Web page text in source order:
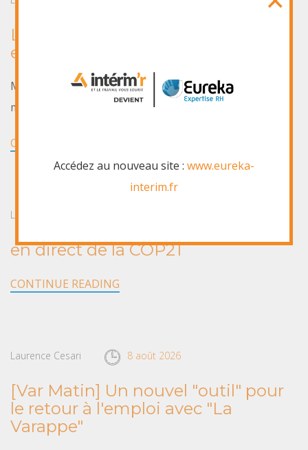
Le noël de La Varappe ce samedi
en quelques photos
Merci à Nadia, Julie et Laurence pour ce bel après midi
malgré la pluie
CONTINUE READING
Laurence Cesari
en direct de la COP21
CONTINUE READING
Laurence Cesari 8 août 2026
[Var Matin] Un nouvel "outil" pour
le retour à l'emploi avec "La
Varappe"
Accédez au nouveau site : www.eureka-
interim.fr